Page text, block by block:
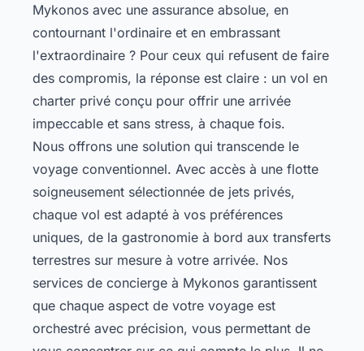
Mykonos avec une assurance absolue, en
contournant l'ordinaire et en embrassant
l'extraordinaire ? Pour ceux qui refusent de faire
des compromis, la réponse est claire : un vol en
charter privé conçu pour offrir une arrivée
impeccable et sans stress, à chaque fois.
Nous offrons une solution qui transcende le
voyage conventionnel. Avec accès à une flotte
soigneusement sélectionnée de jets privés,
chaque vol est adapté à vos préférences
uniques, de la gastronomie à bord aux transferts
terrestres sur mesure à votre arrivée. Nos
services de concierge à Mykonos garantissent
que chaque aspect de votre voyage est
orchestré avec précision, vous permettant de